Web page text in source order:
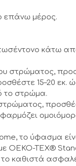
επάνω μέρος.
κάτω
στρώματος,
15–20 εκ.
το στρώμα.
το ύφασμα
OEKO-TEX®
καθιστά